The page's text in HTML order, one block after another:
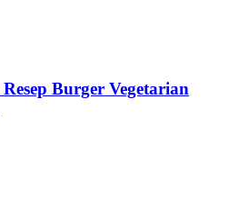
Burger Vegetarian